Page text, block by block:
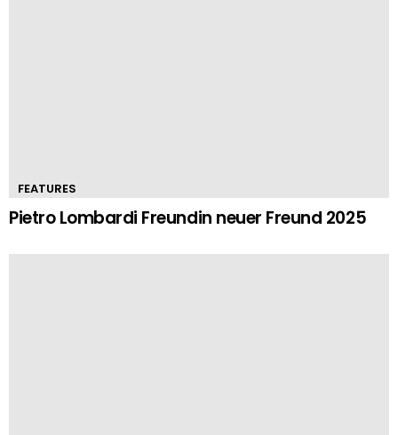
FEATURES
Pietro Lombardi Freundin neuer Freund 2025